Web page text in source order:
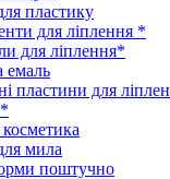
пластику
для ліплення *
для ліплення*
емаль
пластини для
мила
поштучно